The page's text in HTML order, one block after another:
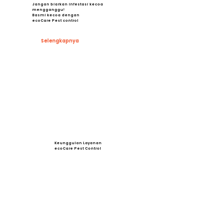
Keunggulan Layanan
ecoCare Pest Control
Jangan biarkan infestasi kecoa
mengganggu!
Basmi kecoa dengan
ecoCare Pest control
Selengkapnya